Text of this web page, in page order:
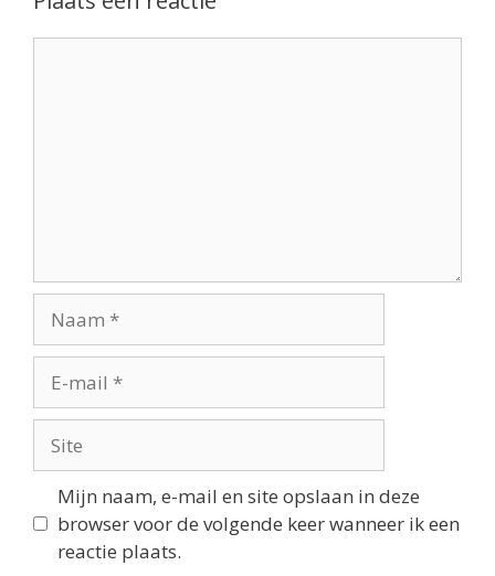
mail
Mijn naam, e-mail en site opslaan in deze
browser voor de volgende keer wanneer ik een
reactie plaats.